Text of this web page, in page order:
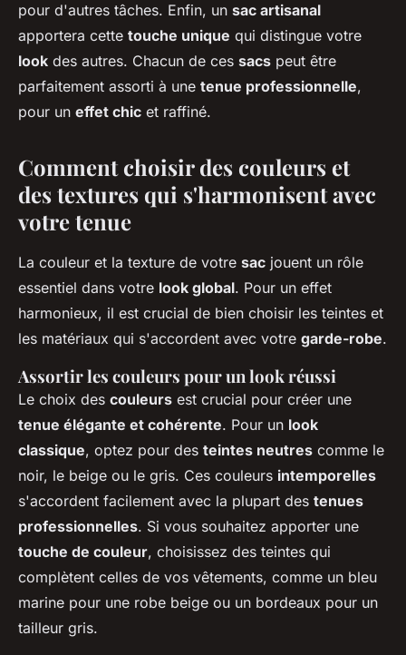
pour d'autres tâches. Enfin, un sac artisanal
apportera cette touche unique qui distingue votre
look des autres. Chacun de ces sacs peut être
parfaitement assorti à une tenue professionnelle,
pour un effet chic et raffiné.
Comment choisir des couleurs et
des textures qui s'harmonisent avec
votre tenue
La couleur et la texture de votre sac jouent un rôle
essentiel dans votre look global. Pour un effet
harmonieux, il est crucial de bien choisir les teintes et
les matériaux qui s'accordent avec votre garde-robe.
Assortir les couleurs pour un look réussi
Le choix des couleurs est crucial pour créer une
tenue élégante et cohérente. Pour un look
classique, optez pour des teintes neutres comme le
noir, le beige ou le gris. Ces couleurs intemporelles
s'accordent facilement avec la plupart des tenues
professionnelles. Si vous souhaitez apporter une
touche de couleur, choisissez des teintes qui
complètent celles de vos vêtements, comme un bleu
marine pour une robe beige ou un bordeaux pour un
tailleur gris.